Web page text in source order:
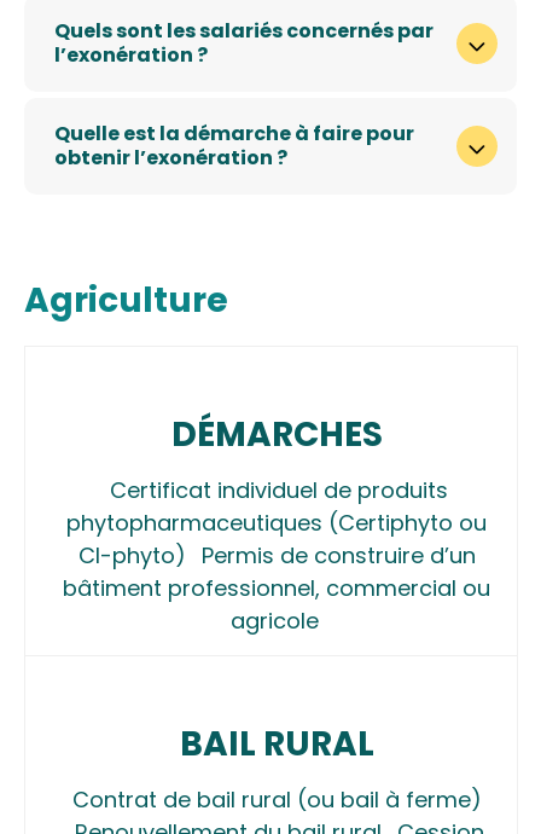
Quels sont les salariés concernés par
l’exonération ?
Quelle est la démarche à faire pour
obtenir l’exonération ?
Agriculture
DÉMARCHES
Certificat individuel de produits
phytopharmaceutiques (Certiphyto ou
CI-phyto)
Permis de construire d’un
bâtiment professionnel, commercial ou
agricole
BAIL RURAL
Contrat de bail rural (ou bail à ferme)